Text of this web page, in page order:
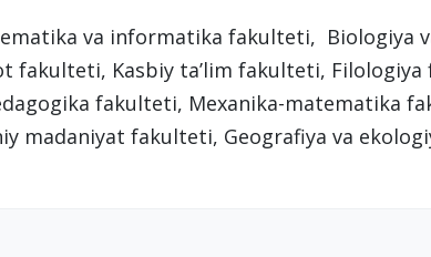
va informatika fakulteti, Biologiya
Kasbiy ta’lim fakulteti, Filologiya
fakulteti, Mexanika-matematika
madaniyat fakulteti, Geografiya va